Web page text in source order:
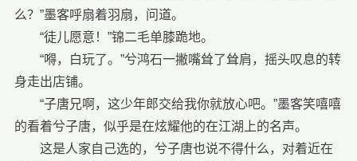
么？”墨客呼扇着羽扇，问道。
“徒儿愿意！”锦二毛单膝跪地。
“嘚，白玩了。”兮鸿石一撇嘴耸了耸肩，摇头叹息的转
身走出店铺。
“子唐兄啊，这少年郎交给我你就放心吧。”墨客笑嘻嘻
的看着兮子唐，似乎是在炫耀他的在江湖上的名声。
这是人家自己选的，兮子唐也说不得什么，对着近在